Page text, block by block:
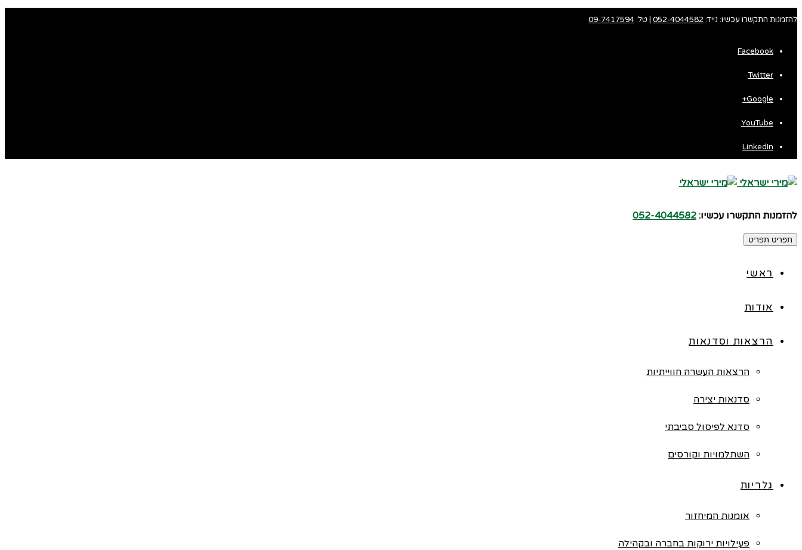
להזמנות התקשרו עכשיו: נייד: 052-4044582 | טל:09-7417594
Facebook
Twitter
Google+
YouTube
LinkedIn
להזמנות התקשרו עכשיו: 052-4044582
תפריט תפריט
ראשי
אודות
הרצאות וסדנאות
הרצאות העשרה חווייתיות
סדנאות יצירה
סדנא לפיסול סביבתי
השתלמויות וקורסים
גלריות
אומנות המיחזור
פעילויות ירוקות בחברה ובקהילה